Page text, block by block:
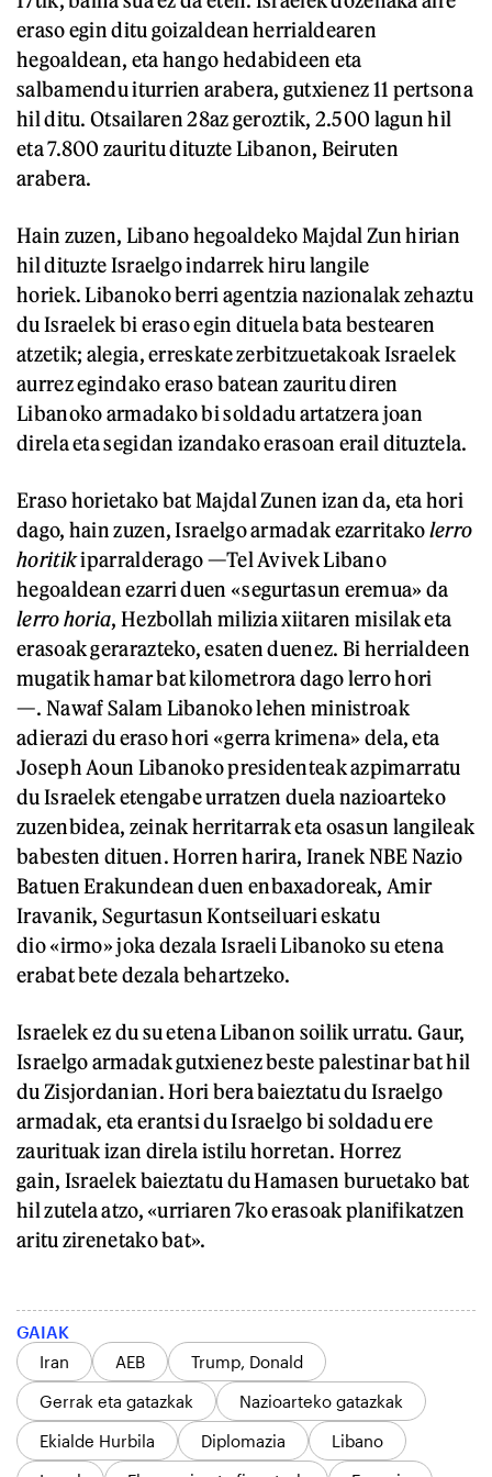
eraso egin ditu goizaldean herrialdearen
hegoaldean, eta hango hedabideen eta
salbamendu iturrien arabera, gutxienez 11 pertsona
hil ditu. Otsailaren 28az geroztik, 2.500 lagun hil
eta 7.800 zauritu dituzte Libanon, Beiruten
arabera.
Hain zuzen, Libano hegoaldeko Majdal Zun hirian
hil dituzte Israelgo indarrek hiru langile
horiek. Libanoko berri agentzia nazionalak zehaztu
du Israelek bi eraso egin dituela bata bestearen
atzetik; alegia, erreskate zerbitzuetakoak Israelek
aurrez egindako eraso batean zauritu diren
Libanoko armadako bi soldadu artatzera joan
direla eta segidan izandako erasoan erail dituztela.
Eraso horietako bat Majdal Zunen izan da, eta hori
dago, hain zuzen, Israelgo armadak ezarritakolerro
horitikiparralderago —Tel Avivek Libano
hegoaldean ezarri duen «segurtasun eremua» da
lerro horia, Hezbollah milizia xiitaren misilak eta
erasoak gerarazteko, esaten duenez. Bi herrialdeen
mugatik hamar bat kilometrora dago lerro hori
—. Nawaf Salam Libanoko lehen ministroak
adierazi du eraso hori «gerra krimena» dela, eta
Joseph Aoun Libanoko presidenteak azpimarratu
du Israelek etengabe urratzen duela nazioarteko
zuzenbidea, zeinak herritarrak eta osasun langileak
babesten dituen. Horren harira, Iranek NBE Nazio
Batuen Erakundean duen enbaxadoreak, Amir
Iravanik, Segurtasun Kontseiluari eskatu
dio «irmo» joka dezala Israeli Libanoko su etena
erabat bete dezala behartzeko.
Israelek ez du su etena Libanon soilik urratu. Gaur,
Israelgo armadak gutxienez beste palestinar bat hil
du Zisjordanian. Hori bera baieztatu du Israelgo
armadak, eta erantsi du Israelgo bi soldadu ere
zaurituak izan direla istilu horretan. Horrez
gain, Israelek baieztatu du Hamasen buruetako bat
hil zutela atzo, «urriaren 7ko erasoak planifikatzen
aritu zirenetako bat».
GAIAK
Iran
AEB
Trump, Donald
Gerrak eta gatazkak
Nazioarteko gatazkak
Ekialde Hurbila
Diplomazia
Libano